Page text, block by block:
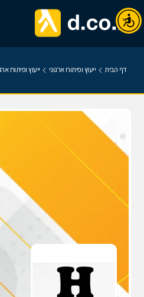
דף הבית ייעוץ ופיתוח ארגוני ייעוץ ופיתוח